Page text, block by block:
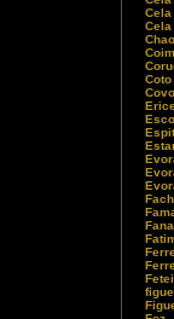
Cela
Cela
Coto